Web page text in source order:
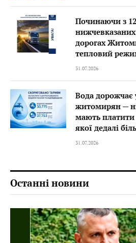
Починаючи з
дорогах
тепловий
31.07.2026
Вода дорожчає
житомирян —
мають платити
якої дедалі
31.07.2026
Останні новини